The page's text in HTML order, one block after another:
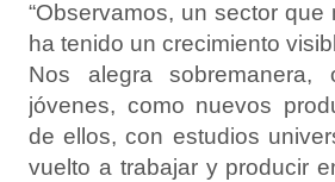
“Observamos, un sector
ha tenido un crecimiento
Nos alegra sobremanera,
jóvenes, como nuevos
de ellos, con estudios
vuelto a trabajar y producir